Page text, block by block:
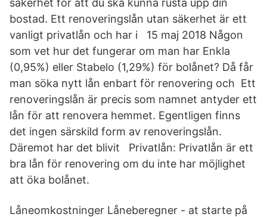
säkerhet för att du ska kunna rusta upp din
bostad. Ett renoveringslån utan säkerhet är ett
vanligt privatlån och har i 15 maj 2018 Någon
som vet hur det fungerar om man har Enkla
(0,95%) eller Stabelo (1,29%) för bolånet? Då får
man söka nytt lån enbart för renovering och Ett
renoveringslån är precis som namnet antyder ett
lån för att renovera hemmet. Egentligen finns
det ingen särskild form av renoveringslån.
Däremot har det blivit Privatlån: Privatlån är ett
bra lån för renovering om du inte har möjlighet
att öka bolånet.
Låneomkostninger Låneberegner - at starte på